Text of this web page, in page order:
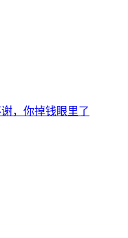
，你掉钱眼里了